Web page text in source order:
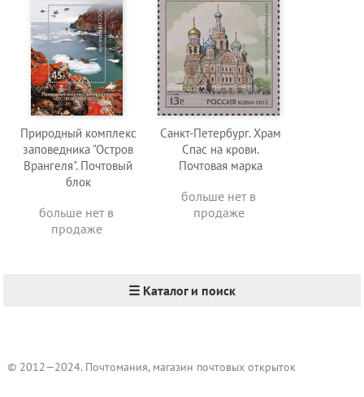
Природный комплекс
заповедника "Остров
Врангеля". Почтовый
блок
больше нет в
продаже
Санкт-Петербург. Храм
Спас на крови.
Почтовая марка
больше нет в
продаже
☰ Каталог и поиск
© 2012—2024. Почтомания, магазин почтовых открыток